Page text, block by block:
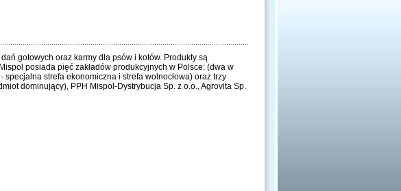
gotowych oraz karmy dla psów i kotów. Produkty są
posiada pięć zakładów produkcyjnych w Polsce: (dwa w
specjalna strefa ekonomiczna i strefa wolnocłowa) oraz trzy
dominujący), PPH Mispol-Dystrybucja Sp. z o.o., Agrovita Sp.